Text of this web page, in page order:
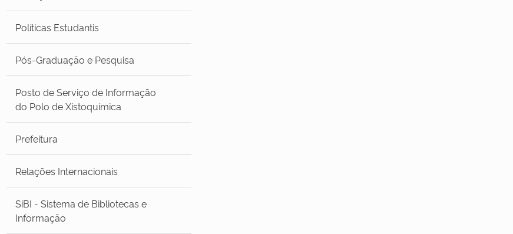
Políticas Estudantis
Pós-Graduação e Pesquisa
Posto de Serviço de Informação
do Polo de Xistoquímica
Prefeitura
Relações Internacionais
SiBI - Sistema de Bibliotecas e
Informação